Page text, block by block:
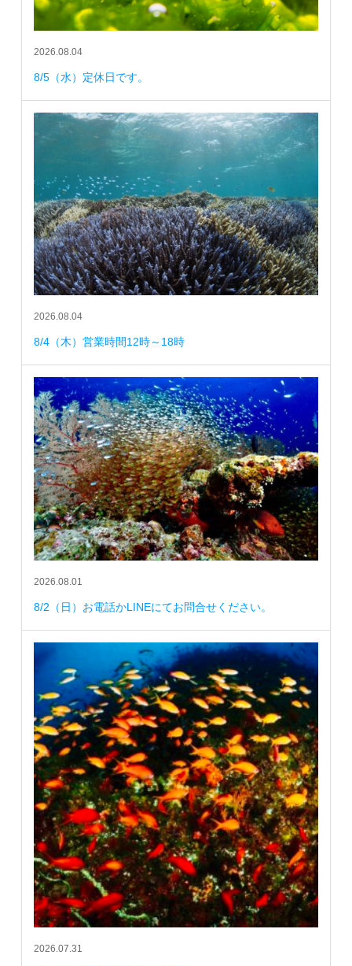
2026.08.04
8/5（水）定休日です。
2026.08.04
8/4（木）営業時間12時～18時
2026.08.01
8/2（日）お電話かLINEにてお問合せください。
2026.07.31